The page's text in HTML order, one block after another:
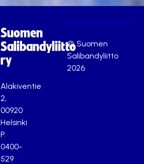
Suomen
Salibandyliitto
ry
Alakiventie
2,
00920
Helsinki
P.
0400-
529
© Suomen
Salibandyliitto
2026